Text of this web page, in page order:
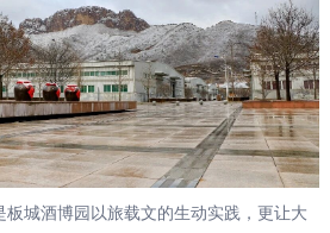
城酒博园以旅载文的生动实践，更让大